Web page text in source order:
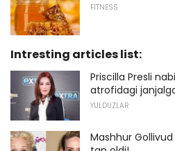
FITNESS
Intresting articles list:
Priscilla Presli
atrofidagi
YULDUZLAR
Mashhur